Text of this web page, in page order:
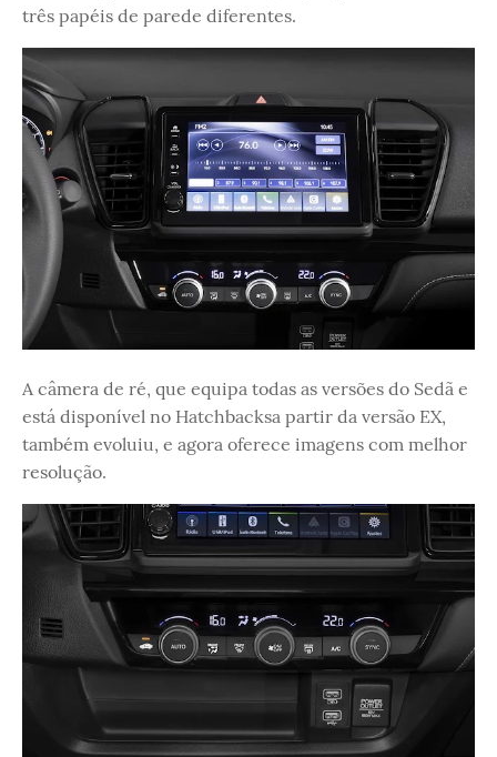
três papéis de parede diferentes.
A câmera de ré, que equipa todas as versões do Sedã e
está disponível no Hatchbacksa partir da versão EX,
também evoluiu, e agora oferece imagens com melhor
resolução.